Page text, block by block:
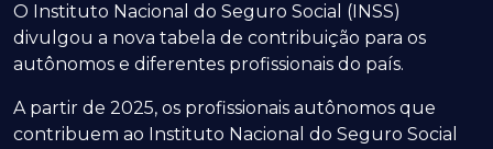
O Instituto Nacional do Seguro Social (INSS)
divulgou a nova tabela de contribuição para os
autônomos e diferentes profissionais do país.
A partir de 2025, os profissionais autônomos que
contribuem ao Instituto Nacional do Seguro Social